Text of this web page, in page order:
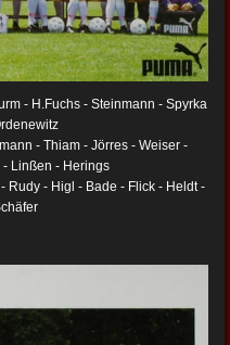
- H.Fuchs - Steinmann - Spyrka
- Thiam - Jörres - Weiser -
Linßen - Herings
Rudy - Higl - Bade - Flick - Heldt -